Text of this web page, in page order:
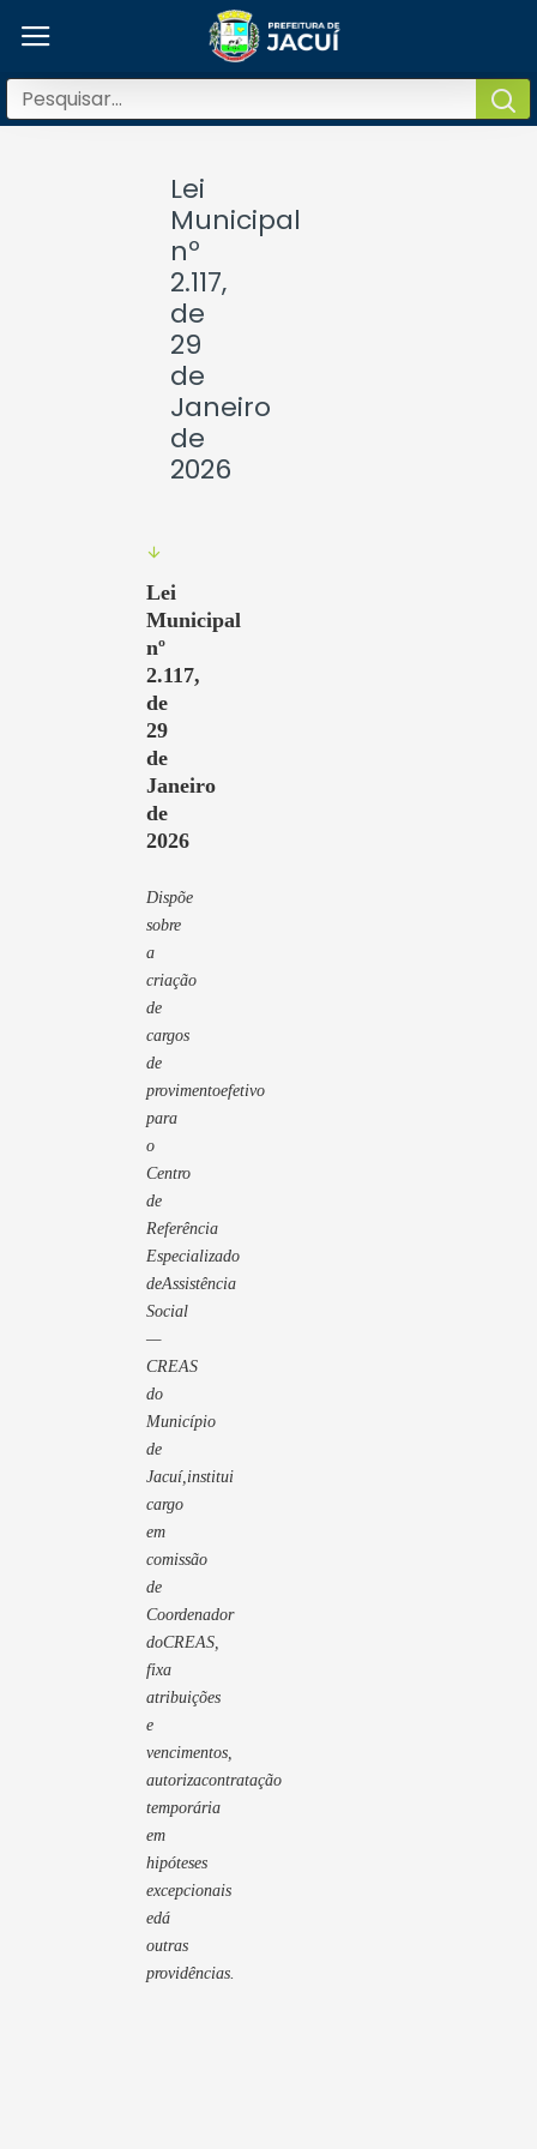
Lei
Municipal
nº
2.117,
de
29
de
Janeiro
de
2026
Lei
Municipal
nº
2.117,
de
29
de
Janeiro
de
2026
Dispõe
sobre
a
criação
de
cargos
de
provimentoefetivo
para
o
Centro
de
Referência
Especializado
deAssistência
Social
—
CREAS
do
Município
de
Jacuí,institui
cargo
em
comissão
de
Coordenador
doCREAS,
fixa
atribuições
e
vencimentos,
autorizacontratação
temporária
em
hipóteses
excepcionais
edá
outras
providências.